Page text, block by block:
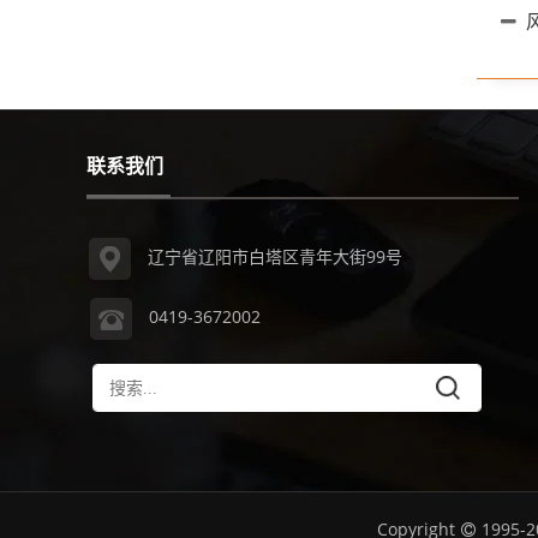
联系我们
辽宁省辽阳市白塔区青年大街99号
0419-3672002
Copyright 1995-